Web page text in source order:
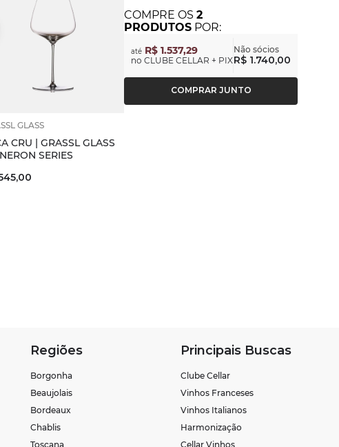
GLASS
CRU | GRASSL GLASS
SERIES
,00
COMPRE OS 2
PRODUTOS POR:
até R$ 1.537,29
no CLUBE CELLAR + PIX
Não sócios
R$ 1.740,00
COMPRAR JUNTO
Regiões
Borgonha
Beaujolais
Bordeaux
Chablis
Toscana
Principais Buscas
Clube Cellar
Vinhos Franceses
Vinhos Italianos
Harmonização
Cellar Vinhos